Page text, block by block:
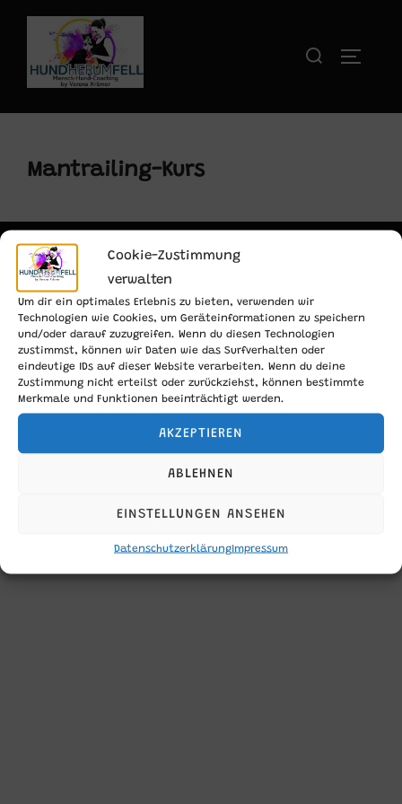
Cookie-Zustimmung
verwalten
Um dir ein optimales Erlebnis zu bieten, verwenden wir
Technologien wie Cookies, um Geräteinformationen zu speichern
und/oder darauf zuzugreifen. Wenn du diesen Technologien
zustimmst, können wir Daten wie das Surfverhalten oder
eindeutige IDs auf dieser Website verarbeiten. Wenn du deine
Zustimmung nicht erteilst oder zurückziehst, können bestimmte
Merkmale und Funktionen beeinträchtigt werden.
AKZEPTIEREN
ABLEHNEN
EINSTELLUNGEN ANSEHEN
DatenschutzerklärungImpressum
springen
Suchen
Mantrailing-Kurs
AGB's Datenschutz Impressum Kontakt
Datenschutzerklärung
Copyright © 2026 hundherum-fell